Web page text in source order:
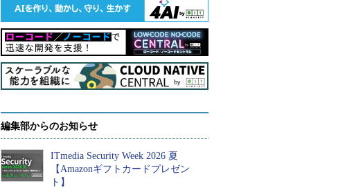
編集部からのお知らせ
ITmedia Security Week 2026 夏
【Amazonギフトカードプレゼン
ト】